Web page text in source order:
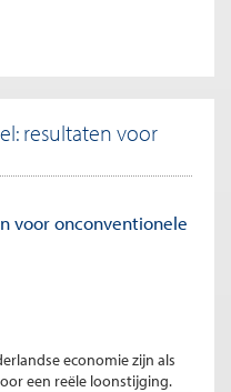
resultaten voor
voor onconventionele
economie zijn als
een reële loonstijging.